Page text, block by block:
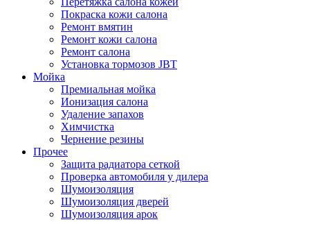
Покраска кожи салона
Ремонт вмятин
Ремонт кожи салона
Ремонт салона
Установка тормозов JBT
Мойка
Премиальная мойка
Ионизация салона
Удаление запахов
Химчистка
Чернение резины
Прочее
Защита радиатора сеткой
Проверка автомобиля у дилера
Шумоизоляция
Шумоизоляция дверей
Шумоизоляция арок